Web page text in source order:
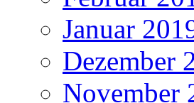
Januar
Dezember
November